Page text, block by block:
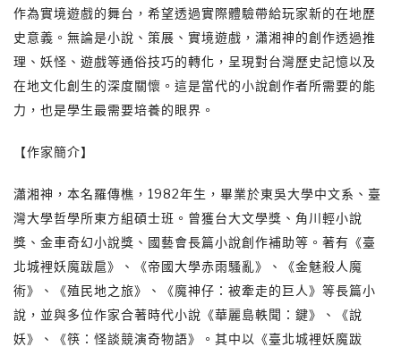
作為實境遊戲的舞台，希望透過實際體驗帶給玩家新的在地歷
史意義。無論是小說、策展、實境遊戲，瀟湘神的創作透過推
理、妖怪、遊戲等通俗技巧的轉化，呈現對台灣歷史記憶以及
在地文化創生的深度關懷。這是當代的小說創作者所需要的能
力，也是學生最需要培養的眼界。
【作家簡介】
瀟湘神，本名羅傳樵，1982年生，畢業於東吳大學中文系、臺
灣大學哲學所東方組碩士班。曾獲台大文學獎、角川輕小說
獎、金車奇幻小說獎、國藝會長篇小說創作補助等。著有《臺
北城裡妖魔跋扈》、《帝國大學赤雨騷亂》、《金魅殺人魔
術》、《殖民地之旅》、《魔神仔：被牽走的巨人》等長篇小
說，並與多位作家合著時代小說《華麗島軼聞：鍵》、《說
妖》、《筷：怪談競演奇物語》。其中以《臺北城裡妖魔跋